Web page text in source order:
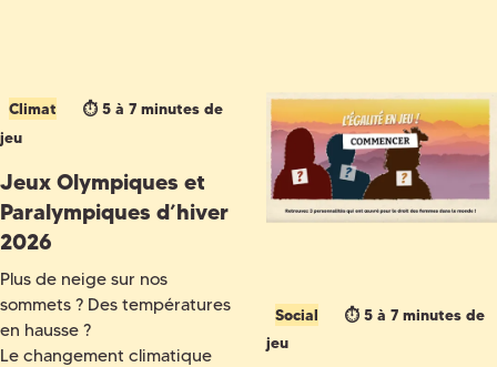
Climat
⏱️ 5 à 7 minutes de
jeu
Jeux Olympiques et
Paralympiques d’hiver
2026
Plus de neige sur nos
sommets ? Des températures
en hausse ?
Le changement climatique
Social
⏱️ 5 à 7 minutes de
jeu